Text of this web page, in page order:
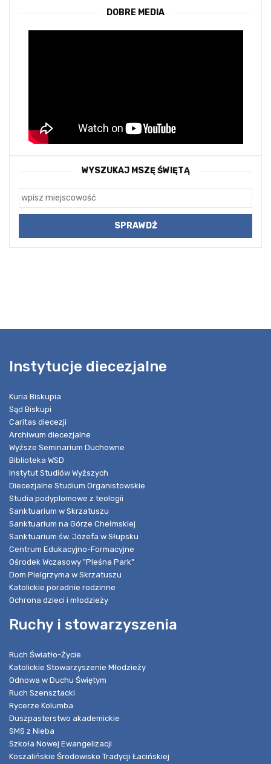
DOBRE MEDIA
WYSZUKAJ MSZĘ ŚWIĘTĄ
Instytucje diecezjalne
Kuria Biskupia
Sąd Biskupi
Caritas diecezji
Archiwum diecezjalne
Wyższe Seminarium Duchowne
Biblioteka WSD
Instytut Studiów Wyższych
Diecezjalne Studium Organistowskie
Studia podyplomowe z teologii
Sanktuarium w Skrzatuszu
Sanktuarium na Górze Chełmskiej
Sanktuarium św. Józefa w Słupsku
Centrum Edukacyjno-Formacyjne
Ośrodek Wczasowy "Pleśna Park"
Dom Pielgrzyma w Skrzatuszu
Katolickie poradnie rodzinne
Ochrona dzieci i młodzieży
Ruchy i stowarzyszenia
Ruch Światło-Życie
Katolickie Stowarzyszenie Młodzieży
Odnowa w Duchu Świętym
Ruch Szensztacki
Rycerze Kolumba
Duszpasterstwo akademickie
SMS z Nieba
Szkoła Nowej Ewangelizacji
Koszalińskie Środowisko Tradycji Łacińskiej